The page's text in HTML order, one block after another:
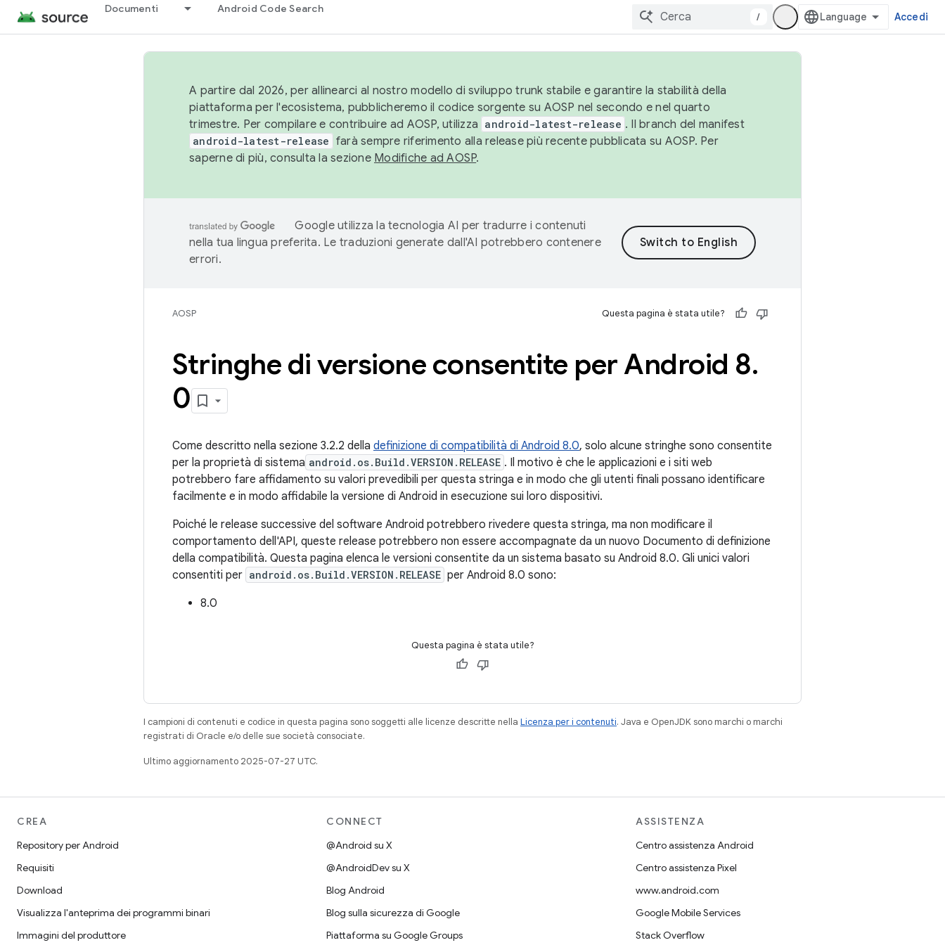
Documenti Android Code Search
/ Accedi
A partire dal 2026, per allinearci al nostro modello di sviluppo trunk stabile e garantire la stabilità della
piattaforma per l'ecosistema, pubblicheremo il codice sorgente su AOSP nel secondo e nel quarto
trimestre. Per compilare e contribuire ad AOSP, utilizza android-latest-release . Il branch del manifest
android-latest-release farà sempre riferimento alla release più recente pubblicata su AOSP. Per
saperne di più, consulta la sezione Modifiche ad AOSP.
Google utilizza la tecnologia AI per tradurre i contenuti
nella tua lingua preferita. Le traduzioni generate dall'AI potrebbero contenere
errori.
AOSP Questa pagina è stata utile?
Stringhe di versione consentite per Android 8.
0
Come descritto nella sezione 3.2.2 della definizione di compatibilità di Android 8.0, solo alcune stringhe sono consentite
per la proprietà di sistema android.os.Build.VERSION.RELEASE . Il motivo è che le applicazioni e i siti web
potrebbero fare affidamento su valori prevedibili per questa stringa e in modo che gli utenti finali possano identificare
facilmente e in modo affidabile la versione di Android in esecuzione sui loro dispositivi.
Poiché le release successive del software Android potrebbero rivedere questa stringa, ma non modificare il
comportamento dell'API, queste release potrebbero non essere accompagnate da un nuovo Documento di definizione
della compatibilità. Questa pagina elenca le versioni consentite da un sistema basato su Android 8.0. Gli unici valori
consentiti per android.os.Build.VERSION.RELEASE per Android 8.0 sono:
8.0
Questa pagina è stata utile?
I campioni di contenuti e codice in questa pagina sono soggetti alle licenze descritte nella Licenza per i contenuti. Java e OpenJDK sono marchi o marchi
registrati di Oracle e/o delle sue società consociate.
Ultimo aggiornamento 2025-07-27 UTC.
CREA
Repository per Android
Requisiti
Download
Visualizza l'anteprima dei programmi binari
Immagini del produttore
CONNECT
@Android su X
@AndroidDev su X
Blog Android
Blog sulla sicurezza di Google
Piattaforma su Google Groups
ASSISTENZA
Centro assistenza Android
Centro assistenza Pixel
www.android.com
Google Mobile Services
Stack Overflow